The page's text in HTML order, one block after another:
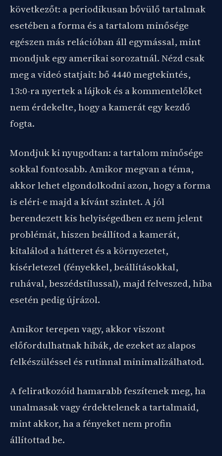
következőt: a periodikusan bővülő tartalmak
esetében a forma és a tartalom minősége
egészen más relációban áll egymással, mint
mondjuk egy amerikai sorozatnál. Nézd csak
meg a videó statjait: bő 4440 megtekintés,
13:0-ra nyertek a lájkok és a kommentelőket
nem érdekelte, hogy a kamerát egy kezdő
fogta.
Mondjuk ki nyugodtan: a tartalom minősége
sokkal fontosabb. Amikor megvan a téma,
akkor lehet elgondolkodni azon, hogy a forma
is eléri-e majd a kívánt szintet. A jól
berendezett kis helyiségedben ez nem jelent
problémát, hiszen beállítod a kamerát,
kitalálod a hátteret és a környezetet,
kísérletezel (fényekkel, beállításokkal,
ruhával, beszédstílussal), majd felveszed, hiba
esetén pedig újrázol.
Amikor terepen vagy, akkor viszont
előfordulhatnak hibák, de ezeket az alapos
felkészüléssel és rutinnal minimalizálhatod.
A feliratkozóid hamarabb feszítenek meg, ha
unalmasak vagy érdektelenek a tartalmaid,
mint akkor, ha a fényeket nem profin
állítottad be.